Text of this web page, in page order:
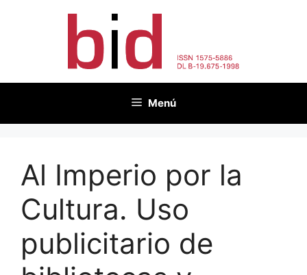
Menú
Al Imperio por la
Cultura. Uso
publicitario de